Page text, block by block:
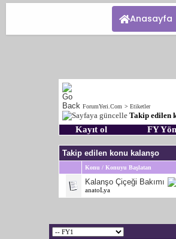
Anasayfa
ForumYeri.Com > Etiketler
Takip edilen
Kayıt ol FY
Takip edilen konu kalanşo
Konu / Konuyu Başlatan
Kalanşo Çiçeği Bakımı
anatoLya